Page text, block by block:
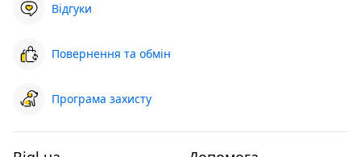
Відгуки
Повернення та обмін
Програма захисту